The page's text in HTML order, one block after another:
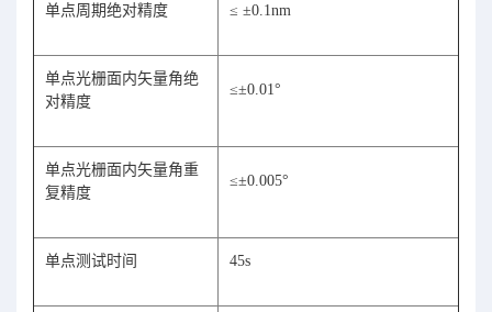
单点周期绝对精度 ≤ ±0.1nm
单点光栅面内矢量角绝
对精度
≤±0.01°
单点光栅面内矢量角重
复精度
≤±0.005°
单点测试时间 45s